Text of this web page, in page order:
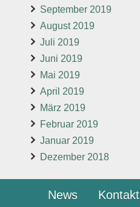
September 2019
August 2019
Juli 2019
Juni 2019
Mai 2019
April 2019
März 2019
Februar 2019
Januar 2019
Dezember 2018
News Kontakt